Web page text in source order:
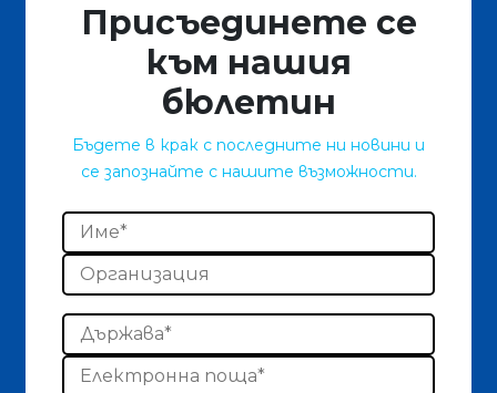
Присъединете се
към нашия
бюлетин
Бъдете в крак с последните ни новини и
се запознайте с нашите възможности.